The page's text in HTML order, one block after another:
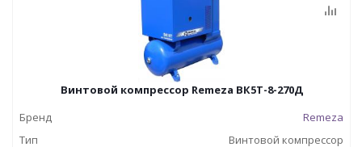
Винтовой компрессор Remeza ВК5Т-8-270Д
Бренд
Remeza
Тип
Винтовой компрессор